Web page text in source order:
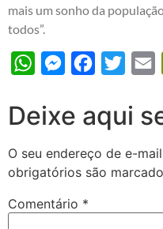
mais um sonho da
todos”.
WhatsAppMessengerFacebook
Twitter
Deixe aqui
O seu endereço de e-
obrigatórios são
Comentário *